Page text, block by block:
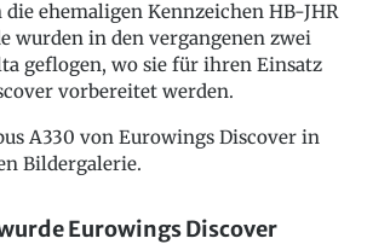
ehemaligen Kennzeichen HB-JHR
wurden in den vergangenen zwei
geflogen, wo sie für ihren Einsatz
vorbereitet werden.
A330 von Eurowings Discover in
Bildergalerie.
Eurowings Discover